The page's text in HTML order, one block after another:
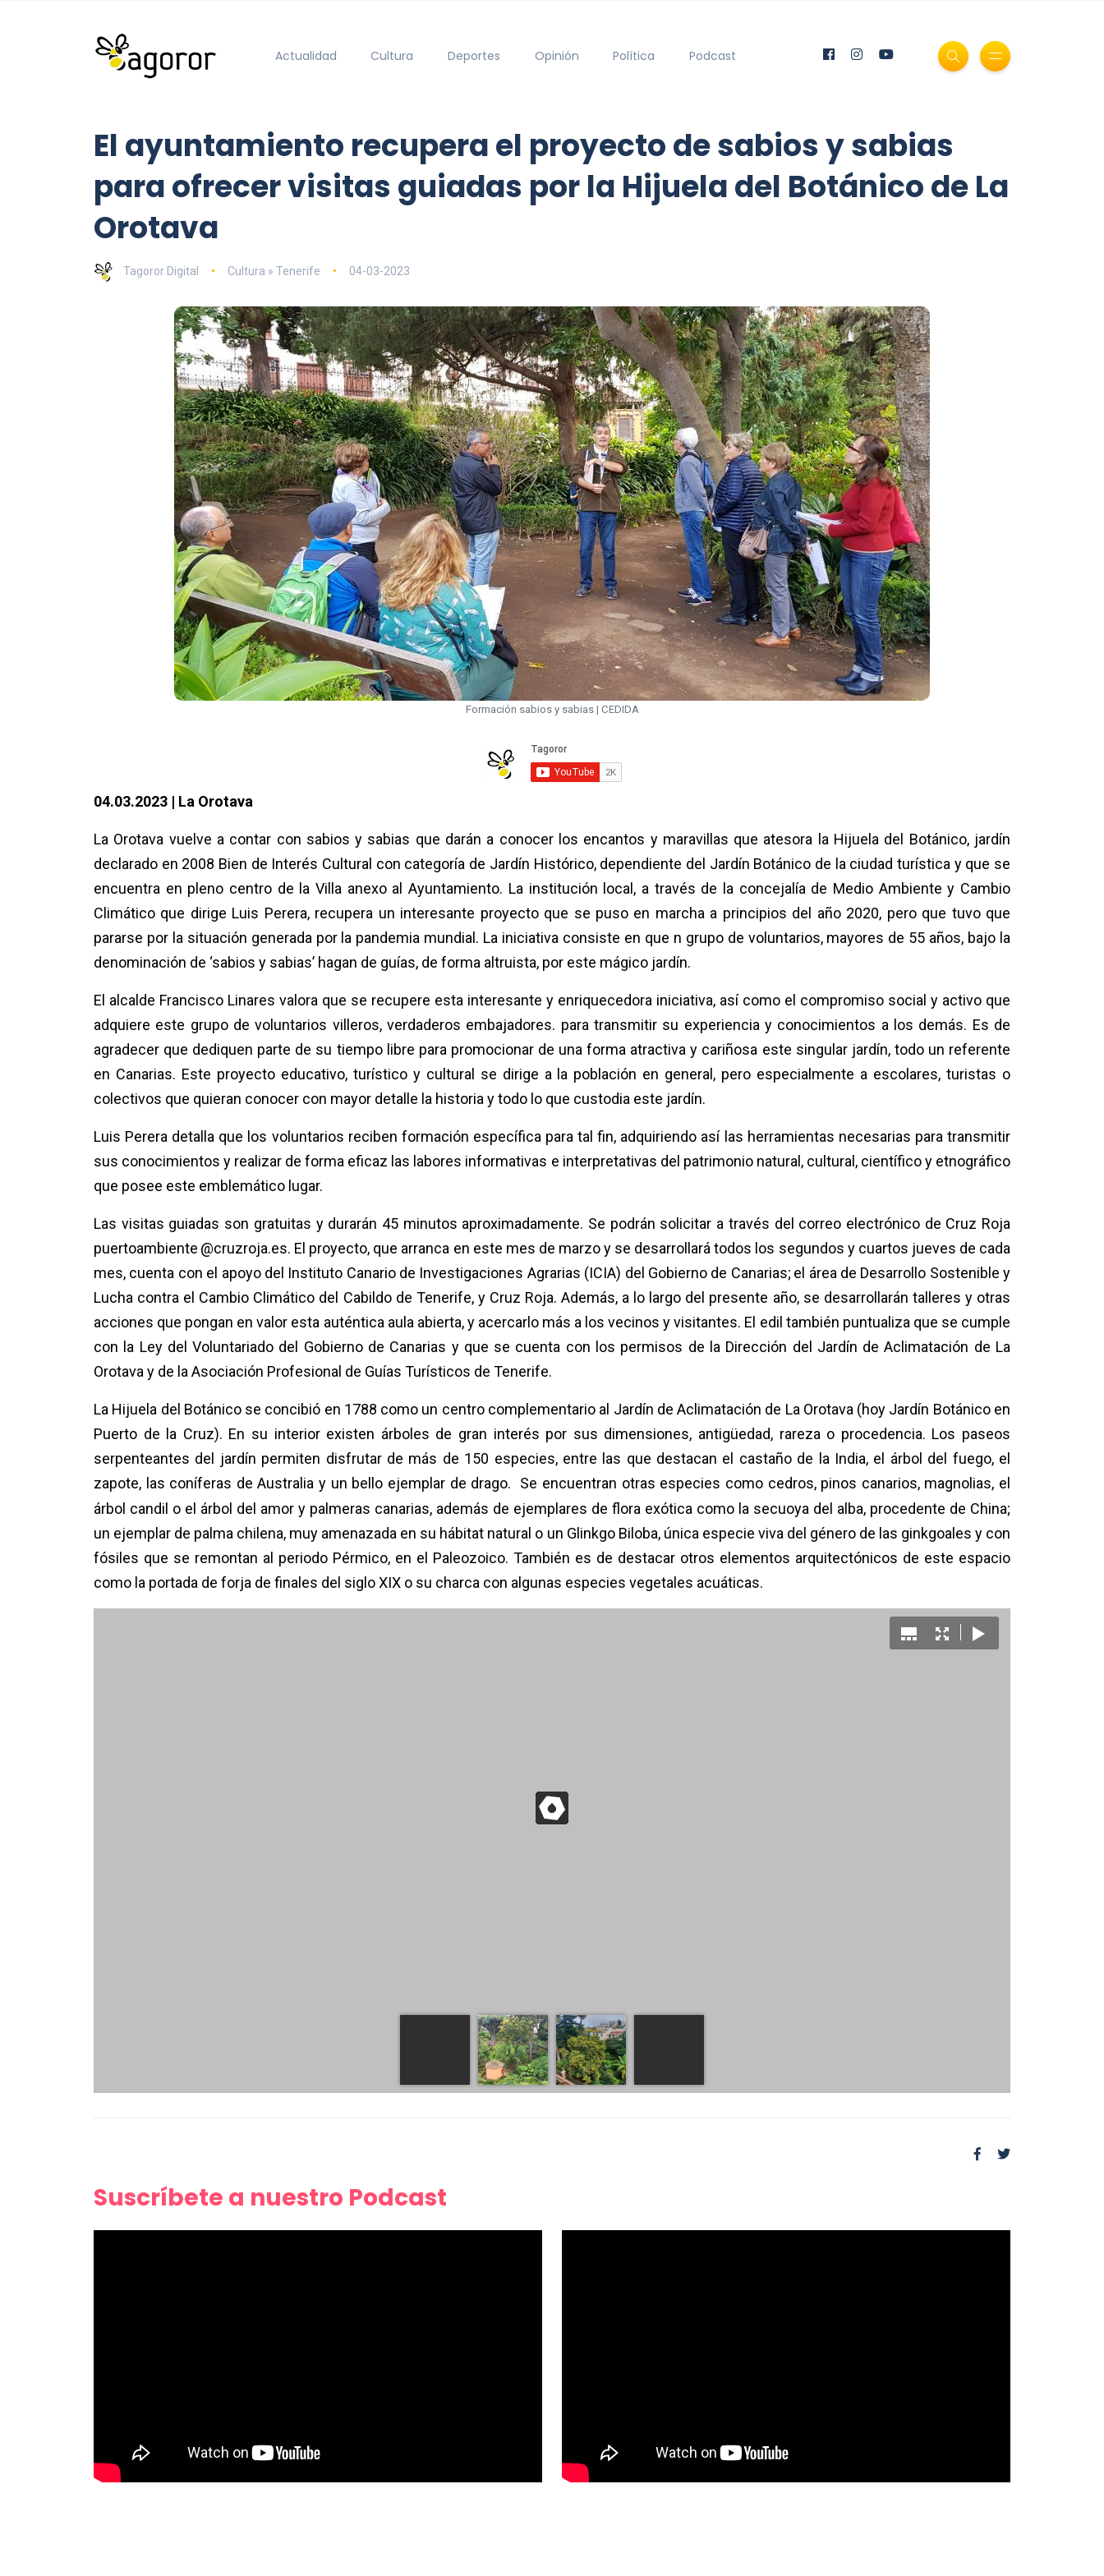
Actualidad Cultura Deportes Opinión Política Podcast
El ayuntamiento recupera el proyecto de sabios y sabias
para ofrecer visitas guiadas por la Hijuela del Botánico de La
Orotava
Tagoror Digital Cultura » Tenerife 04-03-2023
Formación sabios y sabias | CEDIDA
04.03.2023 | La Orotava
La Orotava vuelve a contar con sabios y sabias que darán a conocer los encantos y maravillas que atesora la Hijuela del Botánico, jardín
declarado en 2008 Bien de Interés Cultural con categoría de Jardín Histórico, dependiente del Jardín Botánico de la ciudad turística y que se
encuentra en pleno centro de la Villa anexo al Ayuntamiento. La institución local, a través de la concejalía de Medio Ambiente y Cambio
Climático que dirige Luis Perera, recupera un interesante proyecto que se puso en marcha a principios del año 2020, pero que tuvo que
pararse por la situación generada por la pandemia mundial. La iniciativa consiste en que n grupo de voluntarios, mayores de 55 años, bajo la
denominación de ‘sabios y sabias’ hagan de guías, de forma altruista, por este mágico jardín.
El alcalde Francisco Linares valora que se recupere esta interesante y enriquecedora iniciativa, así como el compromiso social y activo que
adquiere este grupo de voluntarios villeros, verdaderos embajadores. para transmitir su experiencia y conocimientos a los demás. Es de
agradecer que dediquen parte de su tiempo libre para promocionar de una forma atractiva y cariñosa este singular jardín, todo un referente
en Canarias. Este proyecto educativo, turístico y cultural se dirige a la población en general, pero especialmente a escolares, turistas o
colectivos que quieran conocer con mayor detalle la historia y todo lo que custodia este jardín.
Luis Perera detalla que los voluntarios reciben formación específica para tal fin, adquiriendo así las herramientas necesarias para transmitir
sus conocimientos y realizar de forma eficaz las labores informativas e interpretativas del patrimonio natural, cultural, científico y etnográfico
que posee este emblemático lugar.
Las visitas guiadas son gratuitas y durarán 45 minutos aproximadamente. Se podrán solicitar a través del correo electrónico de Cruz Roja
puertoambiente @cruzroja.es. El proyecto, que arranca en este mes de marzo y se desarrollará todos los segundos y cuartos jueves de cada
mes, cuenta con el apoyo del Instituto Canario de Investigaciones Agrarias (ICIA) del Gobierno de Canarias; el área de Desarrollo Sostenible y
Lucha contra el Cambio Climático del Cabildo de Tenerife, y Cruz Roja.Además, a lo largo del presente año, se desarrollarán talleres y otras
acciones que pongan en valor esta auténtica aula abierta, y acercarlo más a los vecinos y visitantes. El edil también puntualiza que se cumple
con la Ley del Voluntariado del Gobierno de Canarias y que se cuenta con los permisos de la Dirección del Jardín de Aclimatación de La
Orotava y de la Asociación Profesional de Guías Turísticos de Tenerife.
La Hijuela del Botánico se concibió en 1788 como un centro complementario al Jardín de Aclimatación de La Orotava (hoy Jardín Botánico en
Puerto de la Cruz). En su interior existen árboles de gran interés por sus dimensiones, antigüedad, rareza o procedencia. Los paseos
serpenteantes del jardín permiten disfrutar de más de 150 especies, entre las que destacan el castaño de la India, el árbol del fuego, el
zapote, las coníferas de Australia y un bello ejemplar de drago.
Se encuentran otras especies como cedros, pinos canarios, magnolias, el
árbol candil o el árbol del amor y palmeras canarias, además de ejemplares de flora exótica como la secuoya del alba, procedente de China;
un ejemplar de palma chilena, muy amenazada en su hábitat natural o un Glinkgo Biloba, única especie viva del género de las ginkgoales y con
fósiles que se remontan al periodo Pérmico, en el Paleozoico. También es de destacar otros elementos arquitectónicos de este espacio
como la portada de forja de finales del siglo XIX o su charca con algunas especies vegetales acuáticas.
Suscríbete a nuestro Podcast